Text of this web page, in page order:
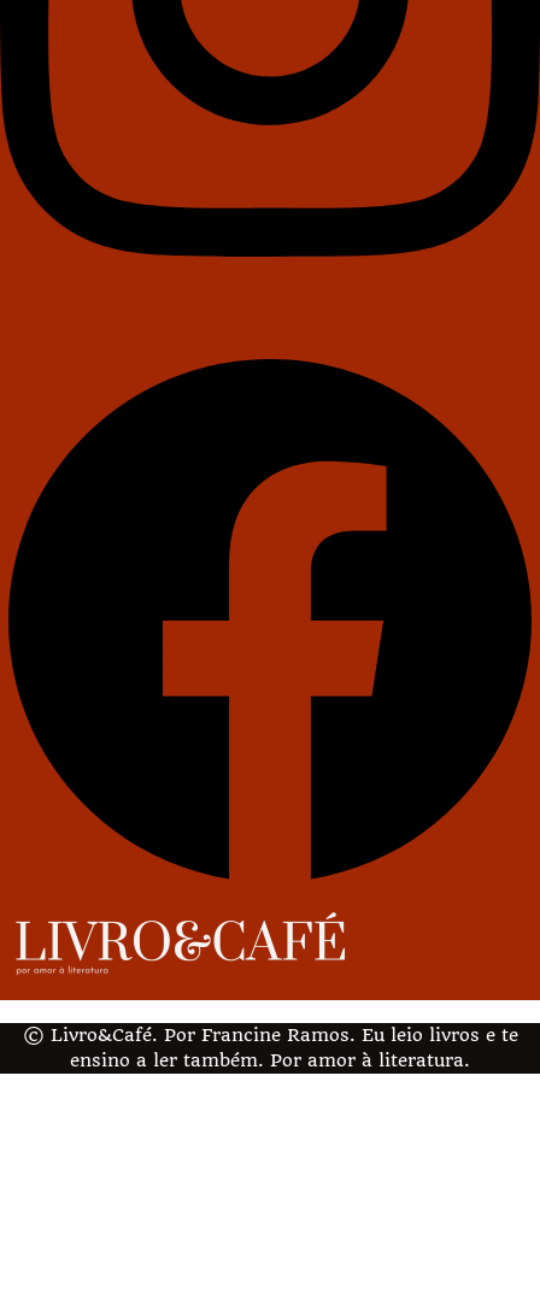
© Livro&Café. Por Francine Ramos. Eu leio livros e te
ensino a ler também. Por amor à literatura.